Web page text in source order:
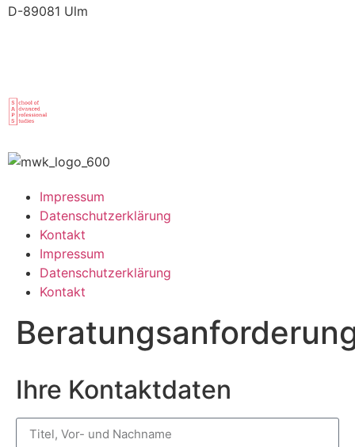
D-89081 Ulm
Impressum
Datenschutzerklärung
Kontakt
Impressum
Datenschutzerklärung
Kontakt
Ihre Kontaktdaten